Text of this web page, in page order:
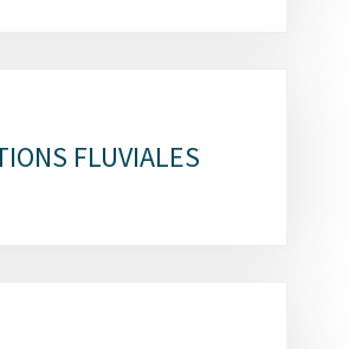
FLUVIALES